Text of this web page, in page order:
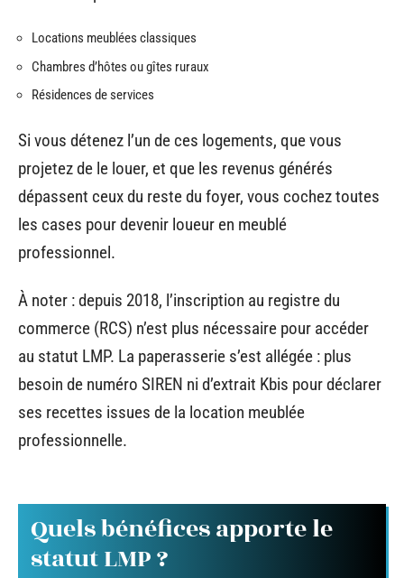
Locations meublées classiques
Chambres d’hôtes ou gîtes ruraux
Résidences de services
Si vous détenez l’un de ces logements, que vous
projetez de le louer, et que les revenus générés
dépassent ceux du reste du foyer, vous cochez toutes
les cases pour devenir loueur en meublé
professionnel.
À noter : depuis 2018, l’inscription au registre du
commerce (RCS) n’est plus nécessaire pour accéder
au statut LMP. La paperasserie s’est allégée : plus
besoin de numéro SIREN ni d’extrait Kbis pour déclarer
ses recettes issues de la location meublée
professionnelle.
Quels bénéfices apporte le
statut LMP ?